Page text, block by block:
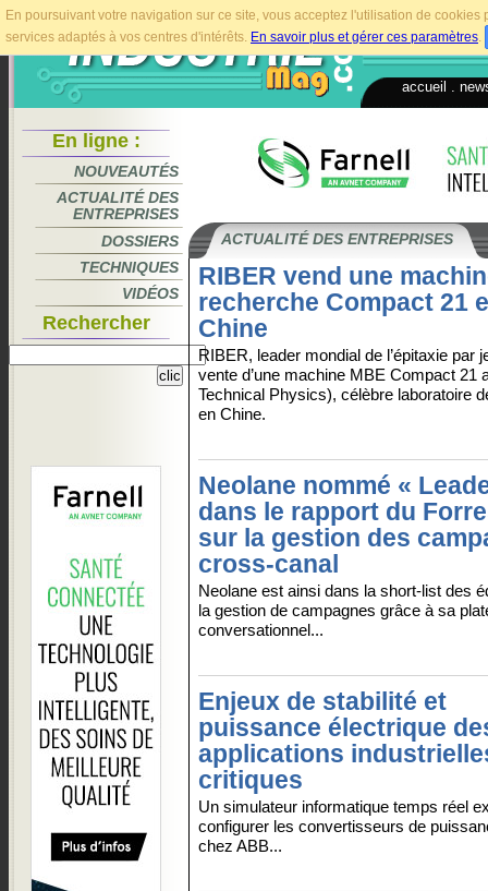
En poursuivant votre navigation sur ce site, vous acceptez l'utilisation de
services adaptés à vos centres d'intérêts. En savoir plus et gérer ces paramètres.
accueil
En ligne :
NOUVEAUTÉS
ACTUALITÉ DES
ENTREPRISES
DOSSIERS
TECHNIQUES
VIDÉOS
Rechercher
ACTUALITÉ DES ENTREPRISES
RIBER vend une
recherche Compact 21
Chine
RIBER, leader mondial de l’épitaxie
vente d’une machine MBE Compact 21
Technical Physics), célèbre laboratoire
en Chine.
Neolane nommé «
dans le rapport du
sur la gestion des
cross-canal
Neolane est ainsi dans la short-list des
la gestion de campagnes grâce à sa
conversationnel...
Enjeux de stabilité et
puissance électrique
applications
critiques
Un simulateur informatique temps réel
configurer les convertisseurs de
chez ABB...